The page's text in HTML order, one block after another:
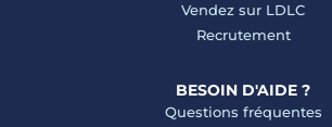
Vendez sur LDLC
Recrutement
BESOIN D'AIDE ?
Questions fréquentes